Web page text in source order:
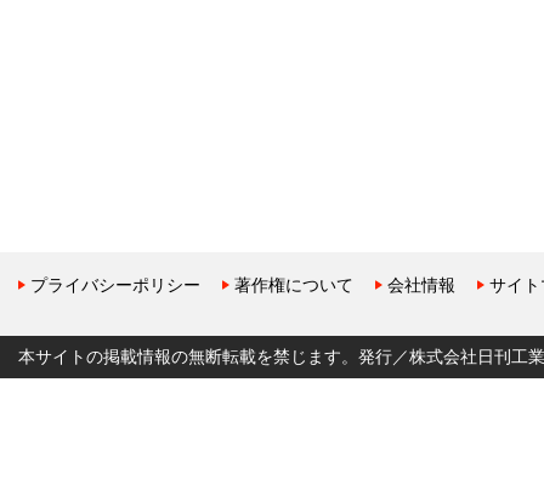
プライバシーポリシー 著作権について 会社情報 サイ
本サイトの掲載情報の無断転載を禁じます。発行／株式会社日刊